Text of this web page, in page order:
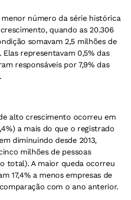
menor número da série histórica
quando as 20.306
somavam 2,5 milhões de
Elas representavam 0,5% das
responsáveis por 7,9% das
alto crescimento ocorreu em
a mais do que o registrado
diminuindo desde 2013,
milhões de pessoas
total). A maior queda ocorreu
17,4% a menos empresas de
com o ano anterior.